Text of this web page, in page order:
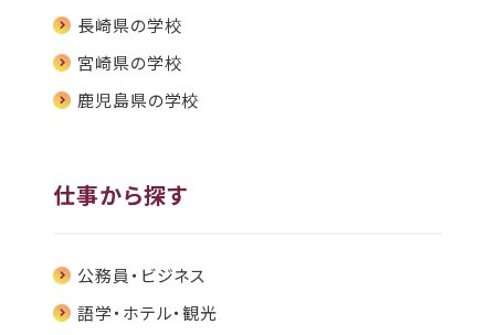
⻑崎県の学校
宮崎県の学校
鹿児島県の学校
仕事から探す
公務員・ビジネス
語学・ホテル・観光